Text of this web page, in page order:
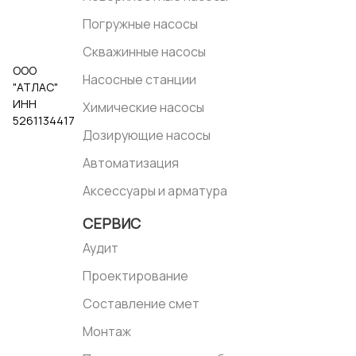
ООО
"АТЛАС"
ИНН
5261134417
Погружные насосы
Скважинные насосы
Насосные станции
Химические насосы
Дозирующие насосы
Автоматизация
Аксессуары и арматура
СЕРВИС
Аудит
Проектирование
Составление смет
Монтаж